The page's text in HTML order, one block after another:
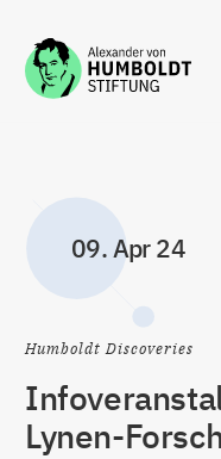
Zum Inhalt springen
09. Apr 24
Humboldt Discoveries
Lynen-